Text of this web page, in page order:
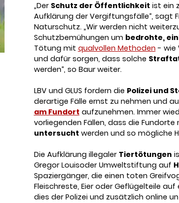
„Der Schutz der Öffentlichkeit ist ein
Aufklärung der Vergiftungsfälle“, sagt
Naturschutz. „Wir werden nicht
Schutzbemühungen um bedrohte,
Tötung mit qualvollen Methoden - wie
und dafür sorgen, dass solche
werden“, so Baur weiter.
LBV und GLUS fordern die Polizei und
derartige Fälle ernst zu nehmen und
am Fundort aufzunehmen. Immer
vorliegenden Fällen, dass die Fundorte
untersucht werden und so mögliche
Die Aufklärung illegaler Tiertötungen
Gregor Louisoder Umweltstiftung auf
Spaziergänger, die einen toten
Fleischreste, Eier oder Geflügelteile
dies der Polizei und zusätzlich online